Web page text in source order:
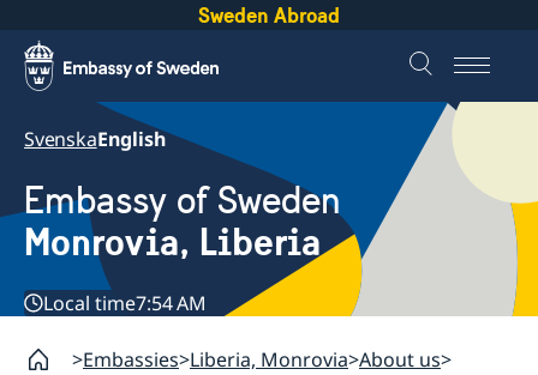
Sweden Abroad
SvenskaEnglish
Embassy of Sweden
Monrovia, Liberia
Local time7:54 AM
Embassies Liberia, Monrovia About us